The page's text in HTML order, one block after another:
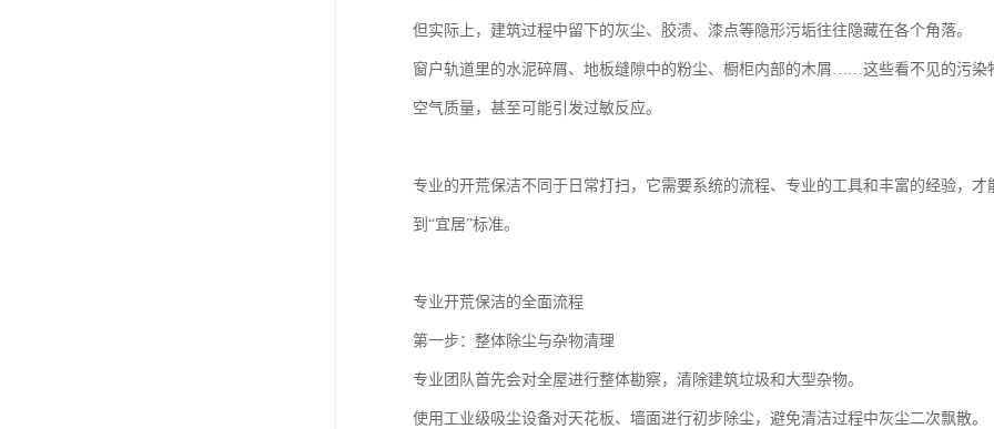
但实际上，建筑过程中留下的灰尘、胶渍、漆点等隐形污垢往往隐藏在各个角落。
窗户轨道里的水泥碎屑、地板缝隙中的粉尘、橱柜内部的木屑……这些看不见的污染
空气质量，甚至可能引发过敏反应。
专业的开荒保洁不同于日常打扫，它需要系统的流程、专业的工具和丰富的经验，
到“宜居”标准。
专业开荒保洁的全面流程
第一步：整体除尘与杂物清理
专业团队首先会对全屋进行整体勘察，清除建筑垃圾和大型杂物。
使用工业级吸尘设备对天花板、墙面进行初步除尘，避免清洁过程中灰尘二次飘散。